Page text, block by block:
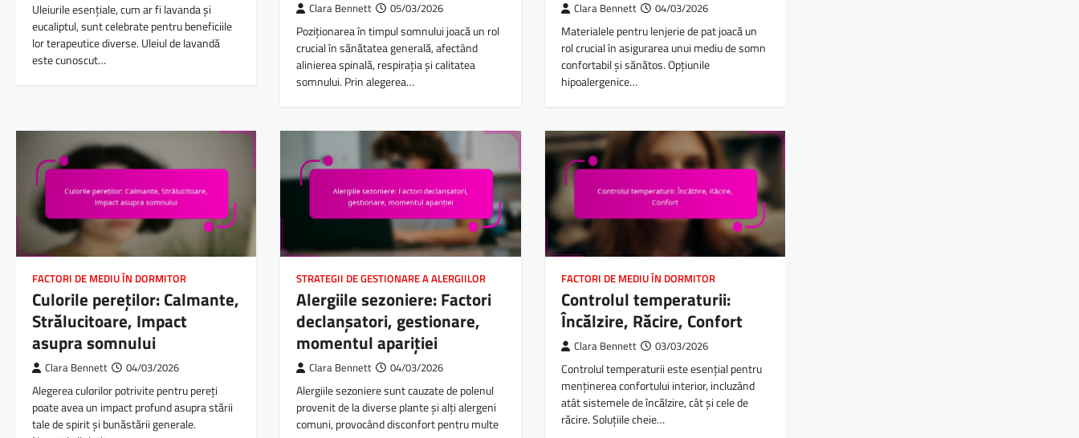
Uleiurile esențiale, cum ar fi lavanda și
eucaliptul, sunt celebrate pentru beneficiile
lor terapeutice diverse. Uleiul de lavandă
este cunoscut…
Clara Bennett 05/03/2026
Poziționarea în timpul somnului joacă un rol
crucial în sănătatea generală, afectând
alinierea spinală, respirația și calitatea
somnului. Prin alegerea…
Clara Bennett 04/03/2026
Materialele pentru lenjerie de pat joacă un
rol crucial în asigurarea unui mediu de somn
confortabil și sănătos. Opțiunile
hipoalergenice…
FACTORI DE MEDIU ÎN DORMITOR
Culorile pereților: Calmante,
Strălucitoare, Impact
asupra somnului
Clara Bennett 04/03/2026
Alegerea culorilor potrivite pentru pereți
poate avea un impact profund asupra stării
tale de spirit și bunăstării generale.
STRATEGII DE GESTIONARE A ALERGIILOR
Alergiile sezoniere: Factori
declanșatori, gestionare,
momentul apariției
Clara Bennett 04/03/2026
Alergiile sezoniere sunt cauzate de polenul
provenit de la diverse plante și alți alergeni
comuni, provocând disconfort pentru multe
FACTORI DE MEDIU ÎN DORMITOR
Controlul temperaturii:
Încălzire, Răcire, Confort
Clara Bennett 03/03/2026
Controlul temperaturii este esențial pentru
menținerea confortului interior, incluzând
atât sistemele de încălzire, cât și cele de
răcire. Soluțiile cheie…